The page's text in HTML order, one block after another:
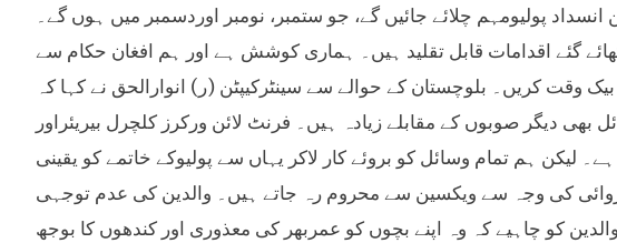
پولیومہم چلائے جائیں گے، جو ستمبر، نومبر اوردسمبر میں ہوں گے۔
گئے اقدامات قابل تقلید ہیں۔ ہماری کوشش ہے اور ہم افغان حکام سے
وقت کریں۔ بلوچستان کے حوالے سے سینٹرکیپٹن (ر) انوارالحق نے کہا کہ
دیگر صوبوں کے مقابلے زیادہ ہیں۔ فرنٹ لائن ورکرز کلچرل بیریئراور
لیکن ہم تمام وسائل کو بروئے کار لاکر یہاں سے پولیوکے خاتمے کو یقینی
کی وجہ سے ویکسین سے محروم رہ جاتے ہیں۔ والدین کی عدم توجہی
کو چاہیے کہ وہ اپنے بچوں کو عمربھر کی معذوری اور کندھوں کا بوجھ